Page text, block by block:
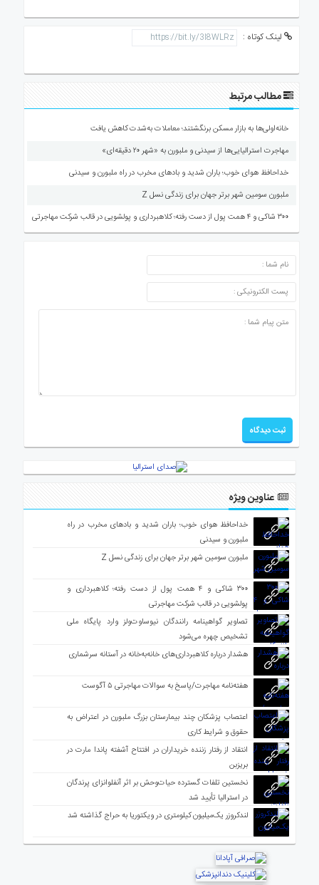
لینک کوتاه :
مطالب مرتبط
خانه‌اولی‌ها به بازار مسکن برنگشتند؛ معاملات به‌شدت کاهش یافت
مهاجرت استرالیایی‌ها از سیدنی و ملبورن به «شهر ۲۰ دقیقه‌ای»
خداحافظ هوای خوب؛ باران شدید و بادهای مخرب در راه ملبورن و سیدنی
ملبورن سومین شهر برتر جهان برای زندگی نسل Z
۳۰۰ شاکی و ۴ همت پول از دست رفته؛ کلاهبرداری و پولشویی در قالب شرکت مهاجرتی
ارسال دیدگاه
عناوین ویژه
خداحافظ هوای خوب؛ باران شدید و بادهای مخرب در راه
ملبورن و سیدنی
ملبورن سومین شهر برتر جهان برای زندگی نسل Z
۳۰۰ شاکی و ۴ همت پول از دست رفته؛ کلاهبرداری و
پولشویی در قالب شرکت مهاجرتی
تصاویر گواهینامه رانندگان نیوساوت‌ولز وارد پایگاه ملی
تشخیص چهره می‌شود
هشدار درباره کلاهبرداری‌های خانه‌به‌خانه در آستانه سرشماری
هفته‌نامه مهاجرت/پاسخ به سوالات مهاجرتی ۵ آگوست
اعتصاب پزشکان چند بیمارستان بزرگ ملبورن در اعتراض به
حقوق و شرایط کاری
انتقاد از رفتار زننده خریداران در افتتاح آشفته پاندا مارت در
بریزبن
نخستین تلفات گسترده حیات‌وحش بر اثر آنفلوانزای پرندگان
در استرالیا تأیید شد
لندکروزر یک‌میلیون کیلومتری در ویکتوریا به حراج گذاشته شد